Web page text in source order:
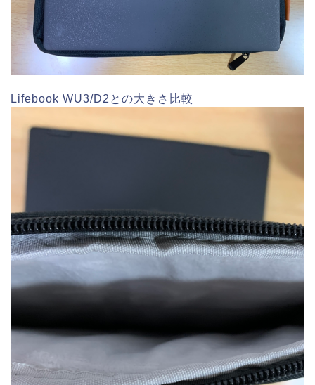
Lifebook WU3/D2との大きさ比較